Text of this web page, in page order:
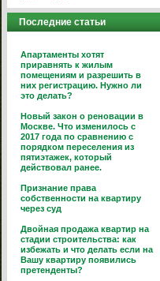
Последние статьи
Апартаменты хотят
приравнять к жилым
помещениям и разрешить в
них регистрацию. Нужно ли
это делать?
Новый закон о реновации в
Москве. Что изменилось с
2017 года по сравнению с
порядком переселения из
пятиэтажек, который
действовал ранее.
Признание права
собственности на квартиру
через суд
Двойная продажа квартир на
стадии строительства: как
избежать и что делать если на
Вашу квартиру появились
претенденты?